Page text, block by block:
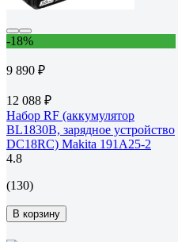
-18%
9 890 ₽
12 088 ₽
Набор RF (аккумулятор
BL1830B, зарядное устройство
DC18RC) Makita 191A25-2
4.8
(130)
В корзину